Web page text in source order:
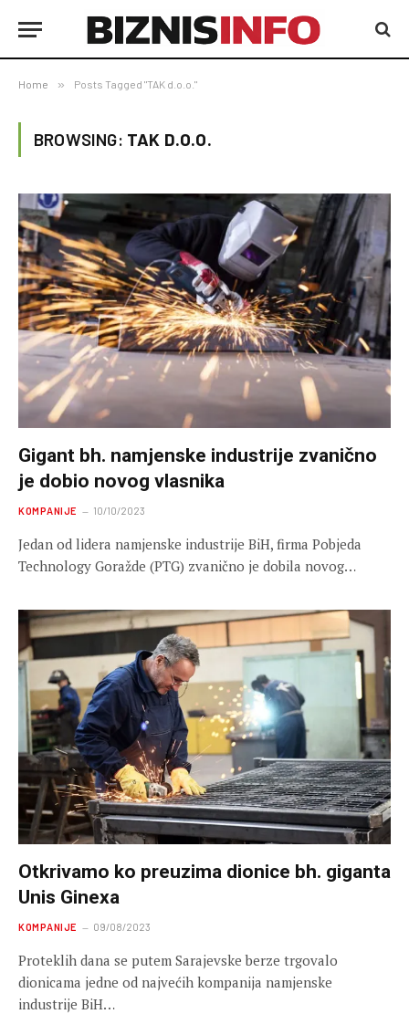
Home » Posts Tagged "TAK d.o.o."
BROWSING: TAK D.O.O.
Gigant bh. namjenske industrije zvanično
je dobio novog vlasnika
KOMPANIJE 10/10/2023
Jedan od lidera namjenske industrije BiH, firma Pobjeda
Technology Goražde (PTG) zvanično je dobila novog…
Otkrivamo ko preuzima dionice bh. giganta
Unis Ginexa
KOMPANIJE 09/08/2023
Proteklih dana se putem Sarajevske berze trgovalo
dionicama jedne od najvećih kompanija namjenske
industrije BiH…